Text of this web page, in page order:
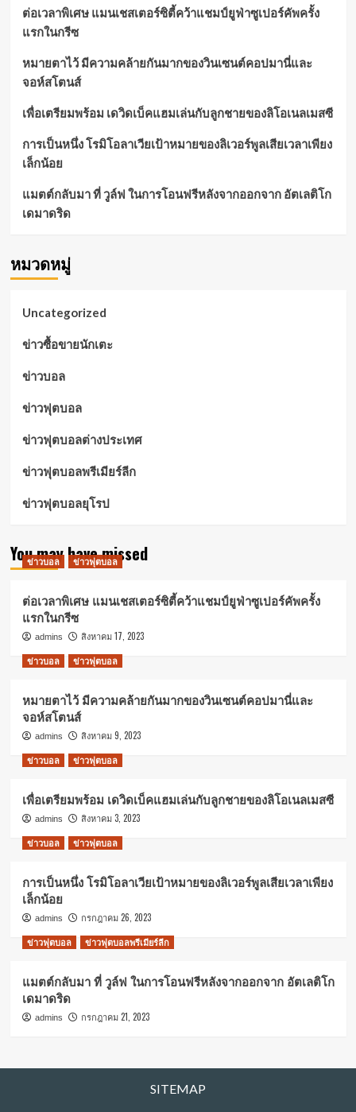
ต่อเวลาพิเศษ แมนเชสเตอร์ซิตี้คว้าแชมป์ยูฟ่าซูเปอร์คัพครั้ง
แรกในกรีซ
หมายตาไว้ มีความคล้ายกันมากของวินเซนต์คอปมานี่และ
จอห์สโตนส์
เพื่อเตรียมพร้อม เดวิดเบ็คแฮมเล่นกับลูกชายของลิโอเนลเมสซี
การเป็นหนึ่ง โรมิโอลาเวียเป้าหมายของลิเวอร์พูลเสียเวลาเพียง
เล็กน้อย
แมตต์กลับมา ที่ วูล์ฟ ในการโอนฟรีหลังจากออกจาก อัตเลติโก
เดมาดริด
หมวดหมู่
Uncategorized
ข่าวซื้อขายนักเตะ
ข่าวบอล
ข่าวฟุตบอล
ข่าวฟุตบอลต่างประเทศ
ข่าวฟุตบอลพรีเมียร์ลีก
ข่าวฟุตบอลยุโรป
You may have missed
ข่าวบอล ข่าวฟุตบอล
ต่อเวลาพิเศษ แมนเชสเตอร์ซิตี้คว้าแชมป์ยูฟ่าซูเปอร์คัพครั้ง
แรกในกรีซ
admins
สิงหาคม 17, 2023
ข่าวบอล
ข่าวฟุตบอล
หมายตาไว้ มีความคล้ายกันมากของวินเซนต์คอปมานี่และ
จอห์สโตนส์
admins
สิงหาคม 9, 2023
ข่าวบอล
ข่าวฟุตบอล
เพื่อเตรียมพร้อม เดวิดเบ็คแฮมเล่นกับลูกชายของลิโอเนลเมสซี
admins
สิงหาคม 3, 2023
ข่าวบอล
ข่าวฟุตบอล
การเป็นหนึ่ง โรมิโอลาเวียเป้าหมายของลิเวอร์พูลเสียเวลาเพียง
เล็กน้อย
admins
กรกฎาคม 26, 2023
ข่าวฟุตบอล
ข่าวฟุตบอลพรีเมียร์ลีก
แมตต์กลับมา ที่ วูล์ฟ ในการโอนฟรีหลังจากออกจาก อัตเลติโก
เดมาดริด
admins กรกฎาคม 21, 2023
SITEMAP